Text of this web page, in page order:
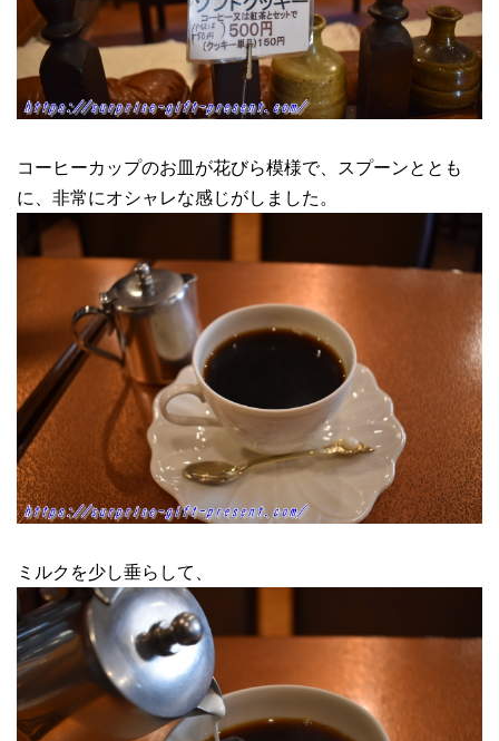
コーヒーカップのお皿が花びら模様で、スプーンととも
に、非常にオシャレな感じがしました。
ミルクを少し垂らして、